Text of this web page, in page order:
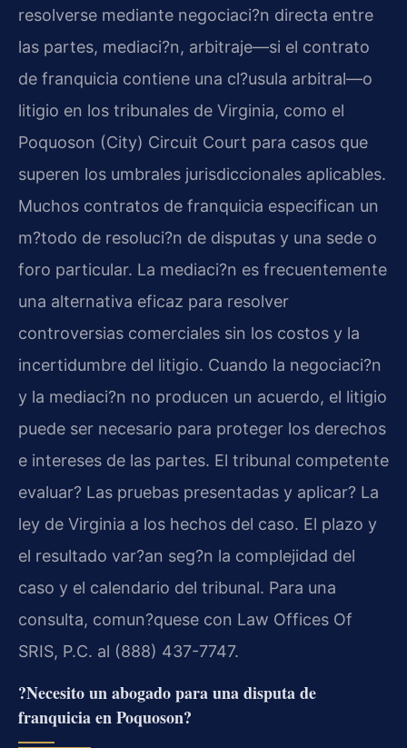
resolverse mediante negociaci?n directa entre
las partes, mediaci?n, arbitraje—si el contrato
de franquicia contiene una cl?usula arbitral—o
litigio en los tribunales de Virginia, como el
Poquoson (City) Circuit Court para casos que
superen los umbrales jurisdiccionales aplicables.
Muchos contratos de franquicia especifican un
m?todo de resoluci?n de disputas y una sede o
foro particular. La mediaci?n es frecuentemente
una alternativa eficaz para resolver
controversias comerciales sin los costos y la
incertidumbre del litigio. Cuando la negociaci?n
y la mediaci?n no producen un acuerdo, el litigio
puede ser necesario para proteger los derechos
e intereses de las partes. El tribunal competente
evaluar? Las pruebas presentadas y aplicar? La
ley de Virginia a los hechos del caso. El plazo y
el resultado var?an seg?n la complejidad del
caso y el calendario del tribunal. Para una
consulta, comun?quese con Law Offices Of
SRIS, P.C. al (888) 437-7747.
?Necesito un abogado para una disputa de
franquicia en Poquoson?